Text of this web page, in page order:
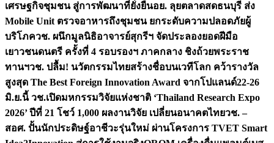
เศรษฐกิจชุมชน สู่การพัฒนาที่ยั่งยืนอย. ลุยตลาดสดธนบุรี ส่ง
Mobile Unit ตรวจอาหารถึงชุมชน ยกระดับความปลอดภัยผู้
บริโภควช. ผนึกมูลนิธิอาจารย์สุกรีฯ จัดประลองยอดฝีมือ
เยาวชนดนตรี ครั้งที่ 4 รอบรองฯ ภาคกลาง ชิงถ้วยพระราช
ทานฯวช. ปลื้ม! นวัตกรรมไทยสร้างชื่อบนเวทีโลก คว้ารางวัล
สูงสุด The Best Foreign Innovation Award จากโปแลนด์22-26
มิ.ย.นี้ วช.เปิดมหกรรมวิจัยแห่งชาติ ‘Thailand Research Expo
2026’ ปีที่ 21 โชว์ 1,000 ผลงานวิจัย เปลี่ยนอนาคตไทยวช. –
สอศ. ปั้นนักประดิษฐ์อาชีวะรุ่นใหม่ ผ่านโครงการ TVET Smart